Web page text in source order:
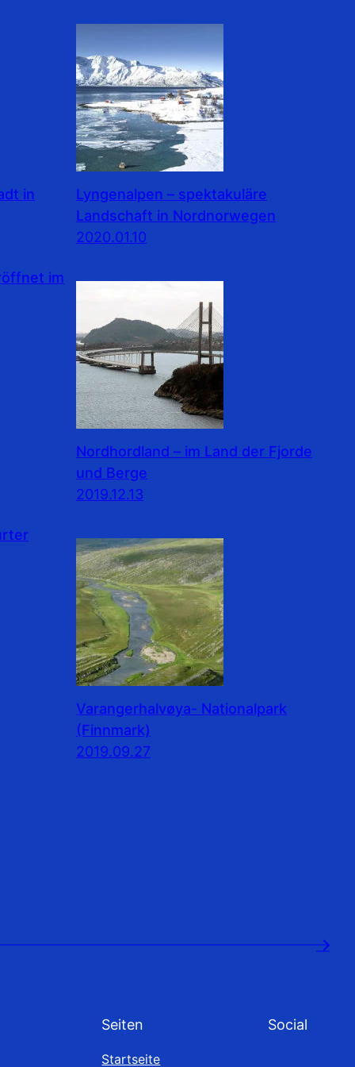
in
Lyngenalpen – spektakuläre
Landschaft in Nordnorwegen
2020.01.10
im
Nordhordland – im Land der Fjorde
und Berge
2019.12.13
Varangerhalvøya- Nationalpark
(Finnmark)
2019.09.27
→
Seiten
Startseite
Social